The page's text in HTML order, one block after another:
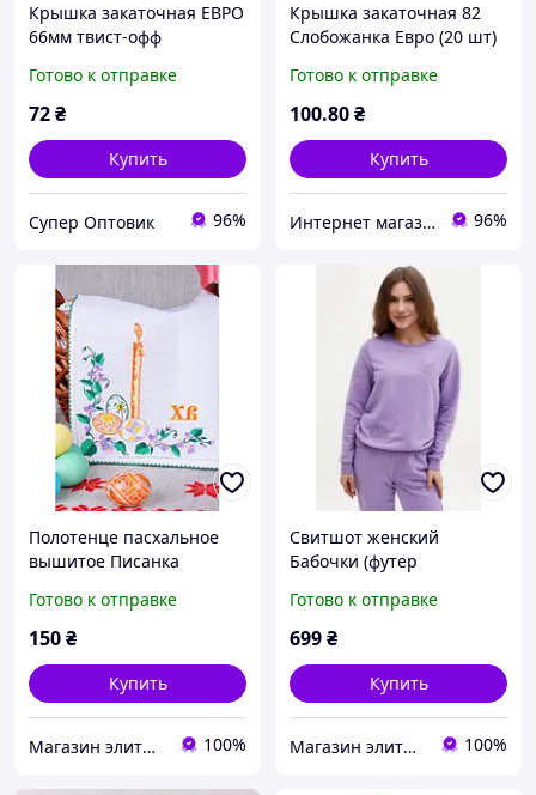
Крышка закаточная ЕВРО
66мм твист-офф
Готово к отправке
72₴
Купить
Супер Оптовик 96%
Крышка закаточная 82
Слобожанка Евро (20 шт)
Готово к отправке
100.80₴
Купить
Интернет магазин Мир подарков 96%
Полотенце пасхальное
вышитое Писанка
фиолетовый Слобожанка
Готово к отправке
150₴
Купить
Магазин элитной парфюмерии и косметики "Престиж" 100%
Свитшот женский
Бабочки (футер
Готово к отправке
699₴
Купить
Магазин элитной парфюмерии и косметики "Престиж" 100%